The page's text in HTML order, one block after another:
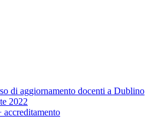
di aggiornamento docenti a Dublino
2022
accreditamento